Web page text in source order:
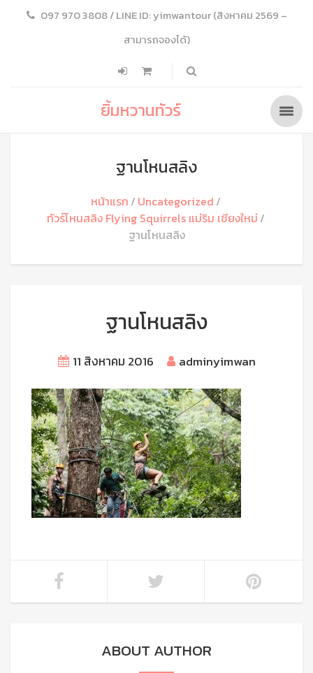
097 970 3808 / LINE ID: yimwantour (สิงหาคม 2569 –
สามารถจองได้)
ยิ้มหวานทัวร์
ฐานโหนสลิง
หน้าแรก
Uncategorized
ทัวร์โหนสลิง Flying Squirrels แม่ริม เชียงใหม่
ฐานโหนสลิง
ฐานโหนสลิง
11 สิงหาคม 2016 adminyimwan
ABOUT AUTHOR